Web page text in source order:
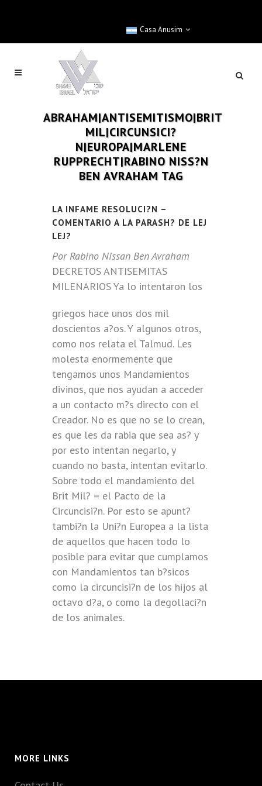
Casa Anusim
ABRAHAM|ANTISEMITISMO|BRIT
MIL|CIRCUNSICI?
N|EUROPA|MARLENE
RUPPRECHT|RABINO NISS?N
BEN AVRAHAM TAG
LA INFAME RESOLUCI?N –
COMENTARIO A LA PARASH? DE LEJ
LEJ?
Por Rabino Nissan Ben Avraham
DECRETOS ANTISEMITAS
MILENARIOSYa lo intentaron los
griegos hace unos dos mil
doscientos a?os. Y algunos otros,
como nos relata el Talmud. Les
molesta enormemente que
tengamos unos Mandamientos
divinos, que nos ayudan a acceder
a un contacto m?s directo con el
Creador. No es que no se lo crean,
es que les da rabia que sea as? y
por esto intentan negarlo, y
cuando no basta, intentan evitarlo.
Sobre todo el mandamiento del
Brit Mil? = el Pacto de la
Circuncisi?n. Por esto se apunt?
tambi?n la Uni?n Europea a la lista
de aquellos que hacen todo lo
posible para evitar que cumplamos
con Mandamientos tan b?sicos
como la circuncisi?n de los hijos al
octavo d?a, o como la degollaci?n
de los animales.
MORE LINKS